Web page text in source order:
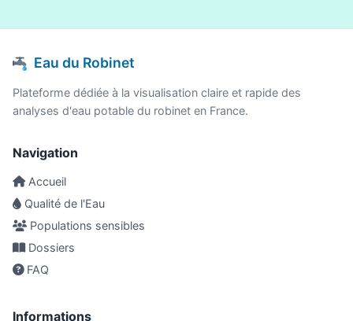
Eau du Robinet
Plateforme dédiée à la visualisation claire et rapide des
analyses d'eau potable du robinet en France.
Navigation
Accueil
Qualité de l'Eau
Populations sensibles
Dossiers
FAQ
Informations